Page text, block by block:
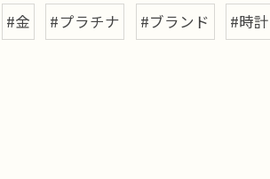
#金 #プラチナ #ブランド #時計